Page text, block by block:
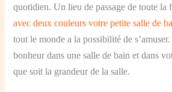
quotidien. Un lieu de passage de toute
avec deux couleurs votre petite salle de
tout le monde a la possibilité de
bonheur dans une salle de bain et dans
que soit la grandeur de la salle.